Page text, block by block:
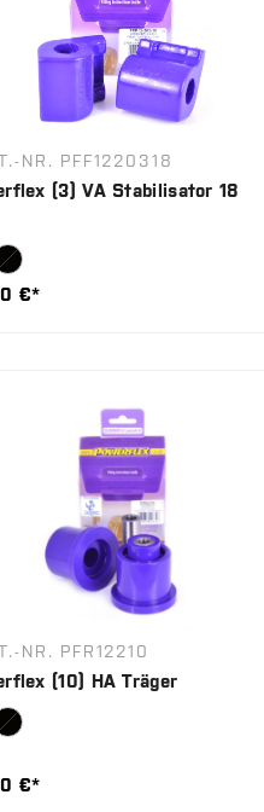
NR. PFF1220318
(3) VA Stabilisator 18
€*
NR. PFR12210
(10) HA Träger
€*